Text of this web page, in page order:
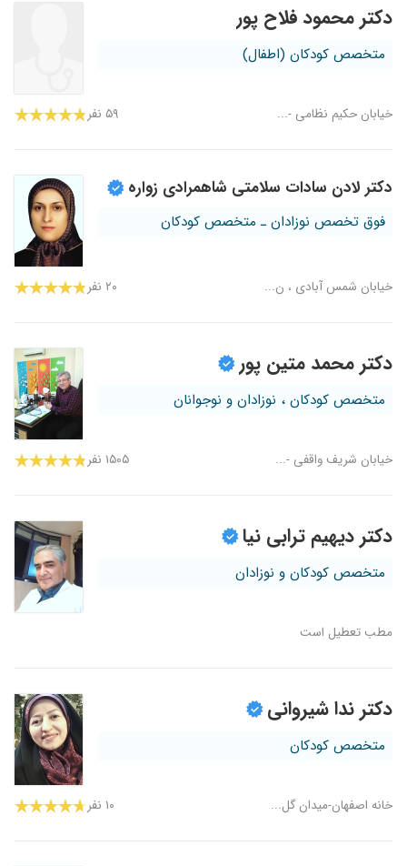
دکتر محمود فلاح پور
متخصص کودکان (اطفال)
خیابان حکیم نظامی -... ۵۹ نفر
دکتر لادن سادات سلامتی شاهمرادی زواره
فوق تخصص نوزادان ـ متخصص کودکان
خیابان شمس آبادی ، ن... ۲۰ نفر
دکتر محمد متین پور
متخصص کودکان ، نوزادان و نوجوانان
خیابان شریف واقفی -... ۱۵۰۵ نفر
دکتر دیهیم ترابی نیا
متخصص کودکان و نوزادان
مطب تعطیل است
دکتر ندا شیروانی
متخصص کودکان
خانه اصفهان-میدان گل... ۱۰ نفر